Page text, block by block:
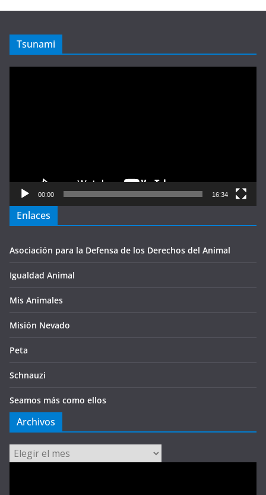
Tsunami
00:00 16:34
Enlaces
Asociación para la Defensa de los Derechos del Animal
Igualdad Animal
Mis Animales
Misión Nevado
Peta
Schnauzi
Seamos más como ellos
Archivos
Archivos